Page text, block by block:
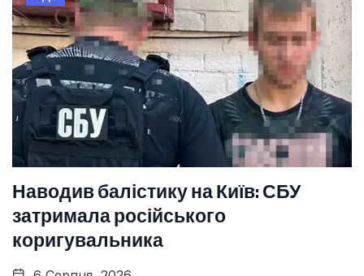
Наводив балістику на Київ: СБУ
затримала російського
коригувальника